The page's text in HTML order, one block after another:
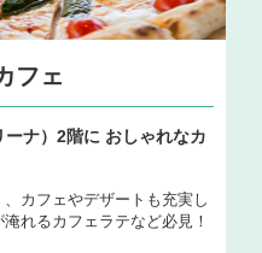
フェ
ナ）2階に おしゃれなカ
カフェやデザートも充実し
れるカフェラテなど必見！